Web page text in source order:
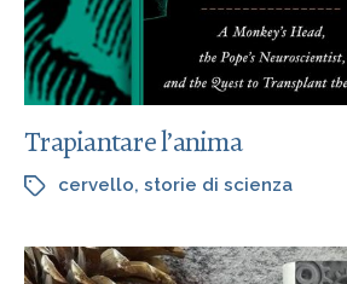
Trapiantare l’anima
cervello, storie di scienza